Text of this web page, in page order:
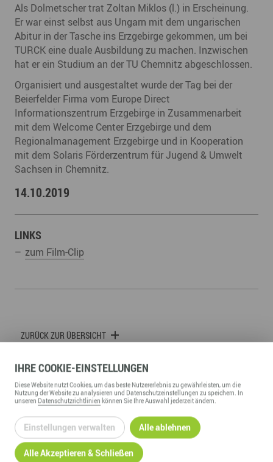
Als Dolmetscher trat Zoltan Miklos (l.) in Erscheinung.
Er war einst selbst aus Ungarn mit dem ungarischen
Abitur in der Tasche ins Erzgebirge gekommen, um bei
TURCK eine duale Ausbildung zu machen. Inzwischen
hat er ein Studium an der TU Chemnitz abgeschlossen.
Organisiert und ausgestaltet wurde der Tag bei der
Beierfelder Firma vom Europe Direct
Informationszentrum Erzgebirge in Zusammenarbeit
mit dem Welcome Center Erzgebirge und dem
Regionalmanagement Erzgebirge und in Kooperation
mit dem Solaris Förderzentrum für Jugend & Umwelt
Sachsen in Chemnitz.
14.10.2019
LINKS
zum Film-Clip
ZURÜCK ZUR ÜBERSICHT
WIRTSCHAFTSFÖRDERUNG ERZGEBIRGE GMBH
Adam-Ries-Straße 16
09456Annaberg-Buchholz
IHRECOOKIE-EINSTELLUNGEN
DieseWebsitenutzt Cookies, um das beste Nutzererlebnis zu gewährleisten, um die
Nutzung derWebsitezu analysieren und Datenschutzeinstellungen zu speichern. In
unseren Datenschutzrichtlinien können Sie Ihre Auswahl jederzeit ändern.
Einstellungen verwalten Alle ablehnen
Alle Akzeptieren & Schließen